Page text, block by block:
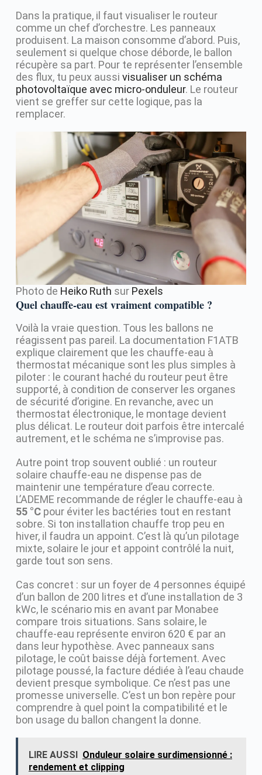
Dans la pratique, il faut visualiser le routeur
comme un chef d’orchestre. Les panneaux
produisent. La maison consomme d’abord. Puis,
seulement si quelque chose déborde, le ballon
récupère sa part. Pour te représenter l’ensemble
des flux, tu peux aussi visualiser un schéma
photovoltaïque avec micro-onduleur. Le routeur
vient se greffer sur cette logique, pas la
remplacer.
Photo de Heiko Ruth sur Pexels
Quel chauffe-eau est vraiment compatible ?
Voilà la vraie question. Tous les ballons ne
réagissent pas pareil. La documentation F1ATB
explique clairement que les chauffe-eau à
thermostat mécanique sont les plus simples à
piloter : le courant haché du routeur peut être
supporté, à condition de conserver les organes
de sécurité d’origine. En revanche, avec un
thermostat électronique, le montage devient
plus délicat. Le routeur doit parfois être intercalé
autrement, et le schéma ne s’improvise pas.
Autre point trop souvent oublié : un routeur
solaire chauffe-eau ne dispense pas de
maintenir une température d’eau correcte.
L’ADEME recommande de régler le chauffe-eau à
55 °Cpour éviter les bactéries tout en restant
sobre. Si ton installation chauffe trop peu en
hiver, il faudra un appoint. C’est là qu’un pilotage
mixte, solaire le jour et appoint contrôlé la nuit,
garde tout son sens.
Cas concret : sur un foyer de 4 personnes équipé
d’un ballon de 200 litres et d’une installation de 3
kWc, le scénario mis en avant par Monabee
compare trois situations. Sans solaire, le
chauffe-eau représente environ 620 € par an
dans leur hypothèse. Avec panneaux sans
pilotage, le coût baisse déjà fortement. Avec
pilotage poussé, la facture dédiée à l’eau chaude
devient presque symbolique. Ce n’est pas une
promesse universelle. C’est un bon repère pour
comprendre à quel point la compatibilité et le
bon usage du ballon changent la donne.
LIRE AUSSI Onduleur solaire surdimensionné :
rendement et clipping